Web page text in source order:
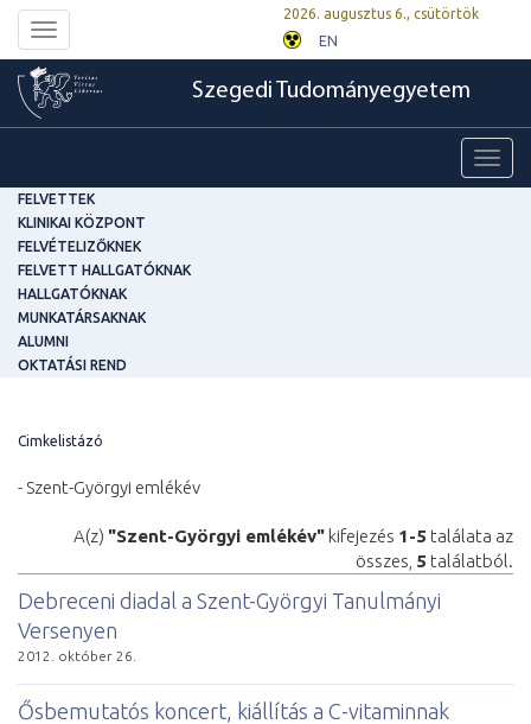
Toggle
navigation
2026. augusztus 6., csütörtök
EN
Szegedi Tudományegyetem
FELVETTEK
KLINIKAI KÖZPONT
FELVÉTELIZŐKNEK
FELVETT HALLGATÓKNAK
HALLGATÓKNAK
MUNKATÁRSAKNAK
ALUMNI
OKTATÁSI REND
Cimkelistázó
- Szent-Györgyi emlékév
A(z) "Szent-Györgyi emlékév" kifejezés 1-5 találata az
összes, 5 találatból.
Debreceni diadal a Szent-Györgyi Tanulmányi
Versenyen
2012. október 26.
Ősbemutatós koncert, kiállítás a C-vitaminnak